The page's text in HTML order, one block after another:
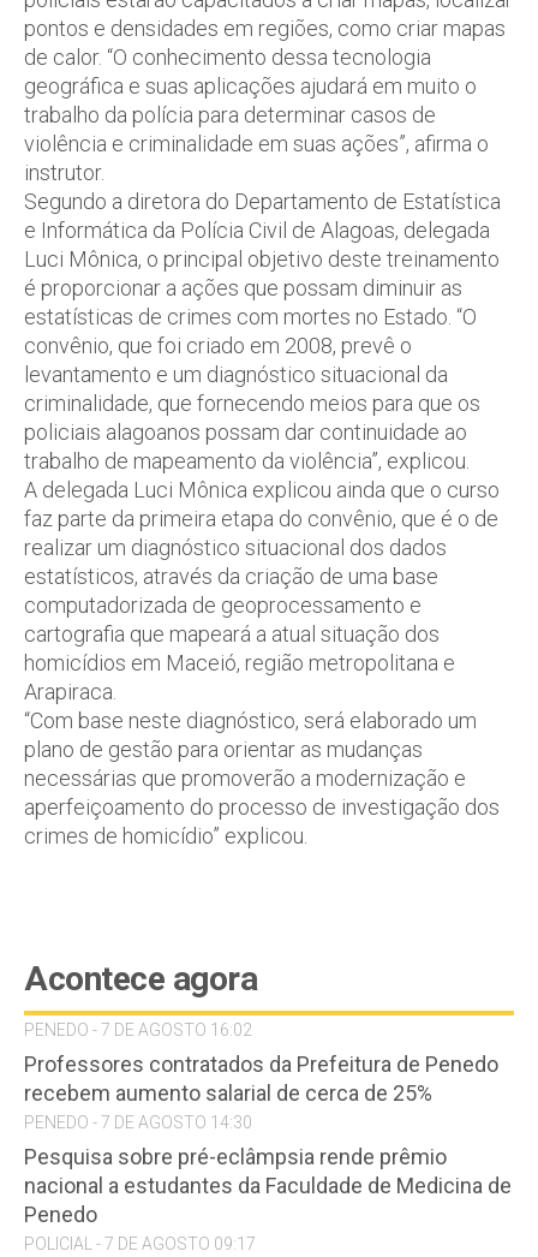
pontos e densidades em regiões, como criar mapas
de calor. “O conhecimento dessa tecnologia
geográfica e suas aplicações ajudará em muito o
trabalho da polícia para determinar casos de
violência e criminalidade em suas ações”, afirma o
instrutor.
Segundo a diretora do Departamento de Estatística
e Informática da Polícia Civil de Alagoas, delegada
Luci Mônica, o principal objetivo deste treinamento
é proporcionar a ações que possam diminuir as
estatísticas de crimes com mortes no Estado. “O
convênio, que foi criado em 2008, prevê o
levantamento e um diagnóstico situacional da
criminalidade, que fornecendo meios para que os
policiais alagoanos possam dar continuidade ao
trabalho de mapeamento da violência”, explicou.
A delegada Luci Mônica explicou ainda que o curso
faz parte da primeira etapa do convênio, que é o de
realizar um diagnóstico situacional dos dados
estatísticos, através da criação de uma base
computadorizada de geoprocessamento e
cartografia que mapeará a atual situação dos
homicídios em Maceió, região metropolitana e
Arapiraca.
“Com base neste diagnóstico, será elaborado um
plano de gestão para orientar as mudanças
necessárias que promoverão a modernização e
aperfeiçoamento do processo de investigação dos
crimes de homicídio” explicou.
Acontece agora
PENEDO - 7 DE AGOSTO 16:02
Professores contratados da Prefeitura de Penedo
recebem aumento salarial de cerca de 25%
PENEDO - 7 DE AGOSTO 14:30
Pesquisa sobre pré-eclâmpsia rende prêmio
nacional a estudantes da Faculdade de Medicina de
Penedo
POLICIAL - 7 DE AGOSTO 09:17